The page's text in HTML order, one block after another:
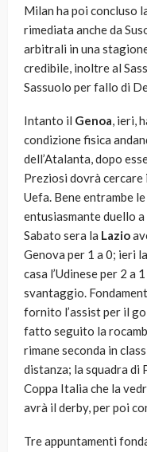
Milan ha poi concluso
rimediata anche da
arbitrali in una
credibile, inoltre al
Sassuolo per fallo di
Intanto il Genoa, ieri,
condizione fisica
dell’Atalanta, dopo
Preziosi dovrà
Uefa. Bene entrambe
entusiasmante duello
Sabato sera la Lazio
Genova per 1 a 0; ieri la
casa l’Udinese per 2 a
svantaggio.
fornito l’assist per il
fatto seguito la
rimane seconda in
distanza; la squadra di
Coppa Italia che la
avrà il derby, per poi
Tre appuntamenti